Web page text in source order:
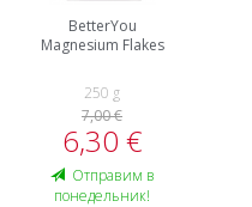
BetterYou
Magnesium Flakes
250 g
7,00 €
6,30 €
Oтправим в
понедельник!